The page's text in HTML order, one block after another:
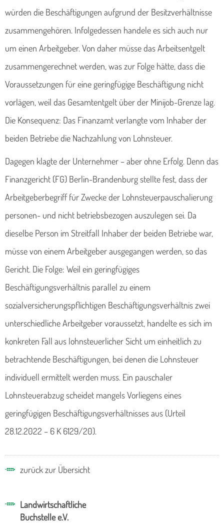
würden die Beschäftigungen aufgrund der Besitzverhältnisse
zusammengehören. Infolgedessen handele es sich auch nur
um einen Arbeitgeber. Von daher müsse das Arbeitsentgelt
zusammengerechnet werden, was zur Folge hätte, dass die
Voraussetzungen für eine geringfügige Beschäftigung nicht
vorlägen, weil das Gesamtentgelt über der Minijob-Grenze lag.
Die Konsequenz: Das Finanzamt verlangte vom Inhaber der
beiden Betriebe die Nachzahlung von Lohnsteuer.
Dagegen klagte der Unternehmer – aber ohne Erfolg. Denn das
Finanzgericht (FG) Berlin-Brandenburg stellte fest, dass der
Arbeitgeberbegriff für Zwecke der Lohnsteuerpauschalierung
personen- und nicht betriebsbezogen auszulegen sei. Da
dieselbe Person im Streitfall Inhaber der beiden Betriebe war,
müsse von einem Arbeitgeber ausgegangen werden, so das
Gericht. Die Folge: Weil ein geringfügiges
Beschäftigungsverhältnis parallel zu einem
sozialversicherungspflichtigen Beschäftigungsverhältnis zwei
unterschiedliche Arbeitgeber voraussetzt, handelte es sich im
konkreten Fall aus lohnsteuerlicher Sicht um einheitlich zu
betrachtende Beschäftigungen, bei denen die Lohnsteuer
individuell ermittelt werden muss. Ein pauschaler
Lohnsteuerabzug scheidet mangels Vorliegens eines
geringfügigen Beschäftigungsverhältnisses aus (Urteil
28.12.2022 – 6 K 6129/20).
zurück zur Übersicht
Landwirtschaftliche
Buchstelle e.V.